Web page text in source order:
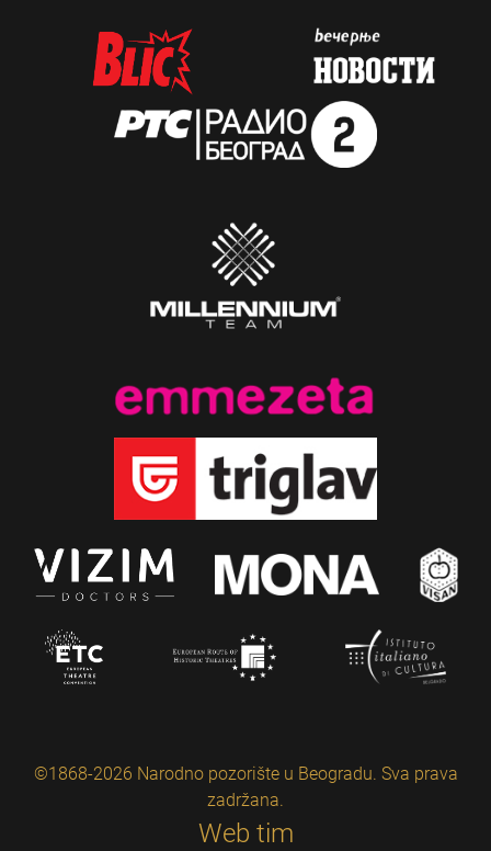
©1868-2026 Narodno pozorište u Beogradu. Sva prava
zadržana.
Web tim